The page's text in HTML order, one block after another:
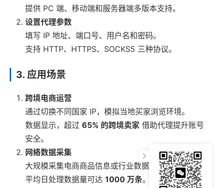
提供 PC 端、移动端和服务器端多版本支持。
设置代理参数
填写 IP 地址、端口号、用户名和密码。
支持 HTTP、HTTPS、SOCKS5 三种协议。
3. 应用场景
跨境电商运营
通过切换不同国家 IP，模拟当地买家浏览环境。
数据显示，超过 65% 的跨境卖家 借助代理提升账号
安全。
网络数据采集
大规模采集电商商品信息或行业数据。
平均日处理数据量可达 1000 万条。